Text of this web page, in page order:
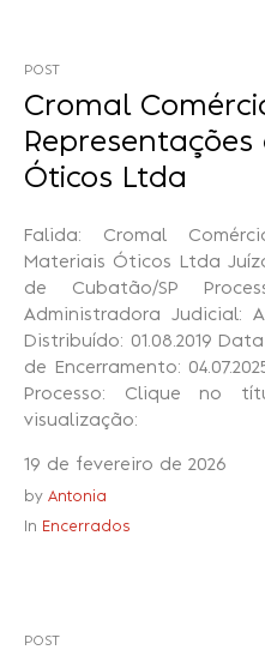
POST
Cromal
Óticos Ltda
Falida: Cromal
Materiais Óticos Ltda
de Cubatão/SP Processo:
Administradora Judicial:
Distribuído: 01.08.2019
de Encerramento:
Processo: Clique no
visualização:
19 de fevereiro de 2026
by Antonia
In Encerrados
POST